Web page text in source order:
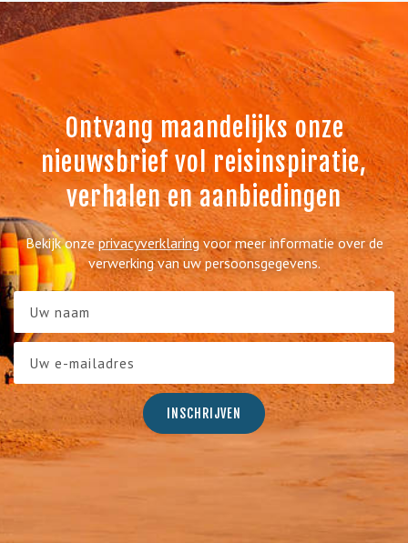
Ontvang maandelijks onze
nieuwsbrief vol reisinspiratie,
verhalen en aanbiedingen
Bekijk onzeprivacyverklaringvoor meer informatie over de
verwerking van uw persoonsgegevens.